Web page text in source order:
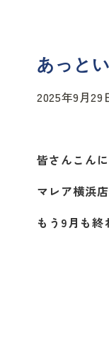
あっと
2025年9月29
皆さんこん
マレア横浜
もう9月も終